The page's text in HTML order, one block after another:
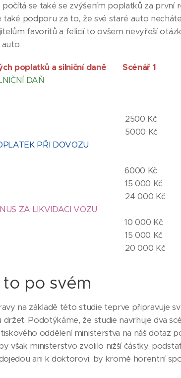
počítá se také se zvýšením poplatků za první
také podporu za to, že své staré auto
favoritů a felicií to ovšem nevyřeší
poplatků a silniční daně
DAŇ
3
2
2500 Kč 10
5000 Kč 16
PŘI DOVOZU
3
6000 Kč 16
15 000 Kč 24
24 000 Kč 40
ZA LIKVIDACI VOZU
10 000 Kč 30
15 000 Kč 40
20 000 Kč 50
to po svém
na základě této studie teprve připravuje
Podotýkáme, že studie navrhuje dva
oddělení ministerstva na náš dotaz
však ministerstvo zvolilo nižší částky,
ani k doktorovi, by kromě horentní